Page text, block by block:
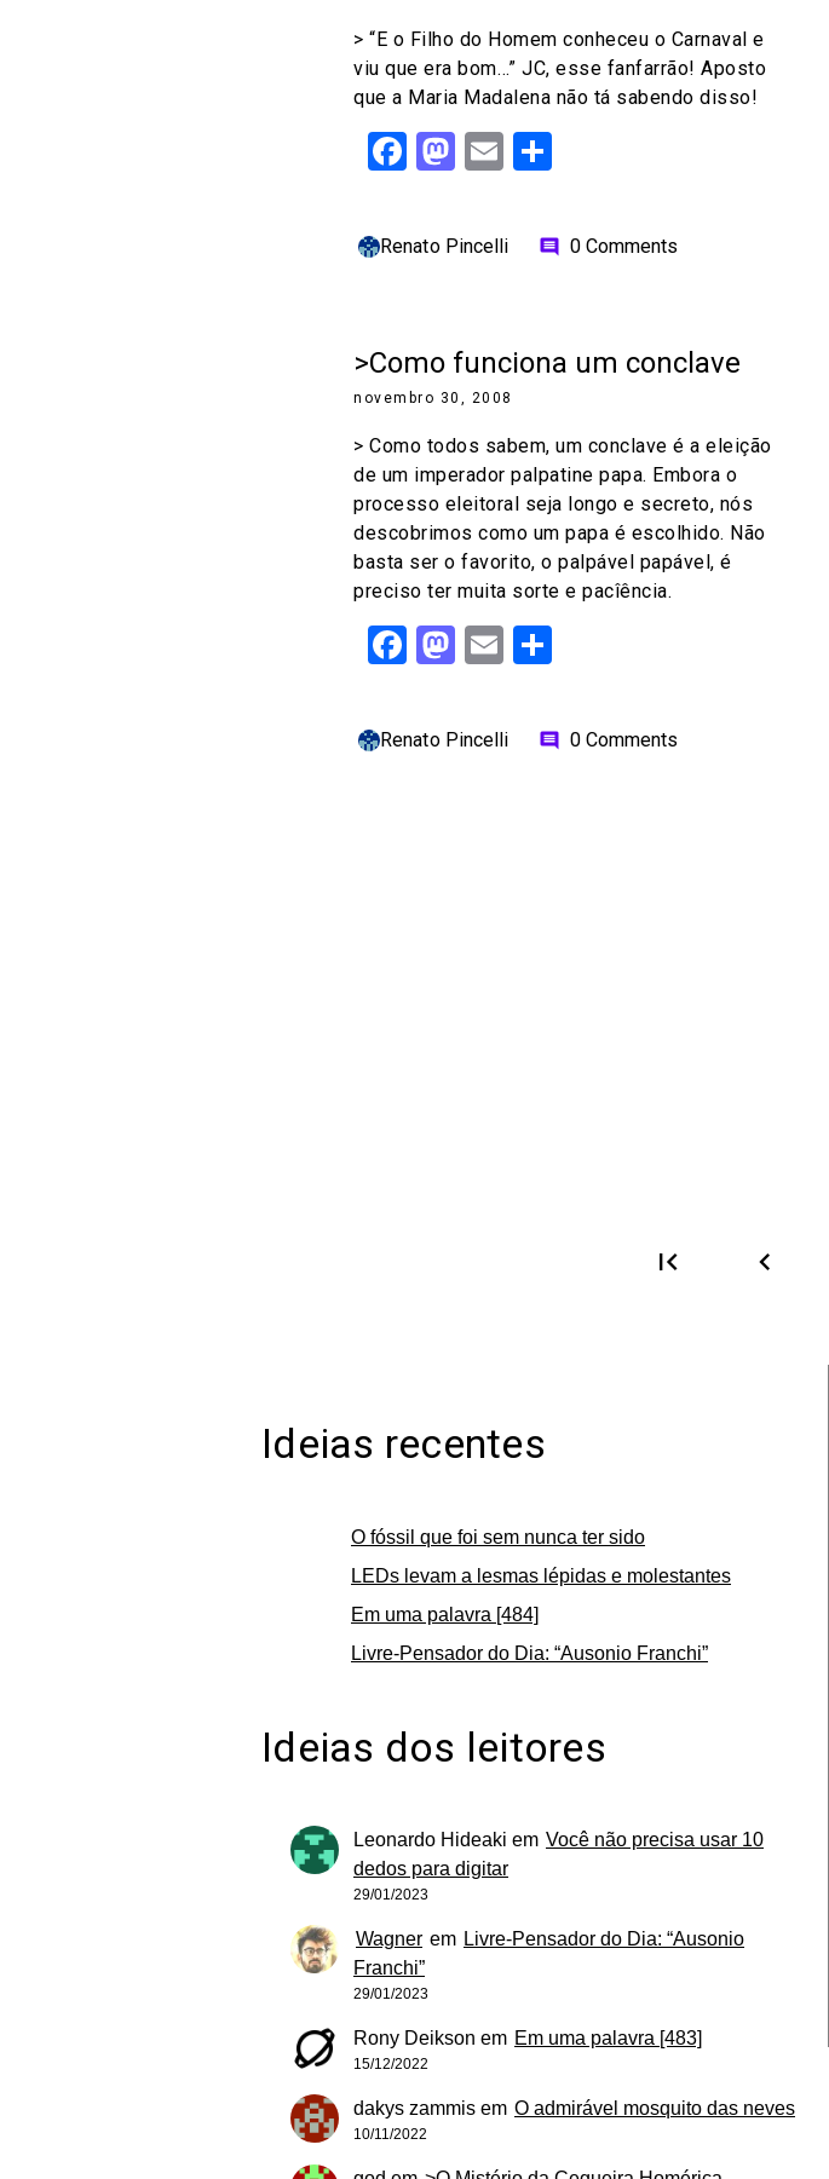
> “E o Filho do Homem conheceu o Carnaval e
viu que era bom…” JC, esse fanfarrão! Aposto
que a Maria Madalena não tá sabendo disso!
Facebook
Mastodon
Email
Renato Pincelli comment 0 Comments
>Como funciona um conclave
novembro 30, 2008
> Como todos sabem, um conclave é a eleição
de um imperador palpatine papa. Embora o
processo eleitoral seja longo e secreto, nós
descobrimos como um papa é escolhido. Não
basta ser o favorito, o palpável papável, é
preciso ter muita sorte e pacîência.
Facebook
Mastodon
Email
Renato Pincelli comment 0 Comments
first_page chevron_left
Ideias recentes
O fóssil que foi sem nunca ter sido
LEDs levam a lesmas lépidas e molestantes
Em uma palavra [484]
Livre-Pensador do Dia: “Ausonio Franchi”
Ideias dos leitores
Leonardo Hideaki em Você não precisa usar 10
dedos para digitar
29/01/2023
Wagner em Livre-Pensador do Dia: “Ausonio
Franchi”
29/01/2023
Rony Deikson em Em uma palavra [483]
15/12/2022
dakys zammis em O admirável mosquito das neves
10/11/2022